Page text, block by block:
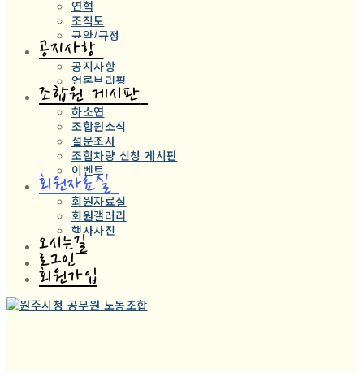
연혁
조직도
규약/규정
공지사항
공지사항
언론브리핑
조합원 게시판
하소연
조합원소식
설문조사
조합차량 신청 게시판
이벤트
회원자료실
회원자료실
회원갤러리
행사사진
오시는길
로그인
회원가입